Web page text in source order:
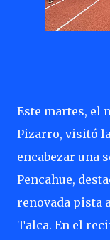
Este martes, el
Pizarro, visitó
encabezar una
Pencahue,
renovada pista
Talca. En el